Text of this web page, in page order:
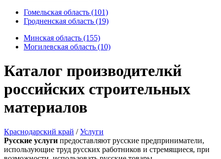
Гомельская область (101)
Гродненская область (19)
Минская область (155)
Могилевская область (10)
Каталог производителкй
российских строительных
материалов
Краснодарский край /Услуги
Русские услуги предоставляют русские предприниматели,
использующие труд русских работников и стремящиеся, при